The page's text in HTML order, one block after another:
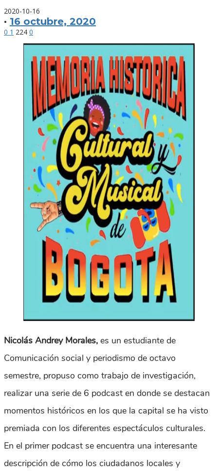
2020-10-16
· 16 octubre, 2020
0 1 224 0
Nicolás Andrey Morales, es un estudiante de
Comunicación social y periodismo de octavo
semestre, propuso como trabajo de investigación,
realizar una serie de 6 podcast en donde se destacan
momentos históricos en los que la capital se ha visto
premiada con los diferentes espectáculos culturales.
En el primer podcast se encuentra una interesante
descripción de cómo los ciudadanos locales y